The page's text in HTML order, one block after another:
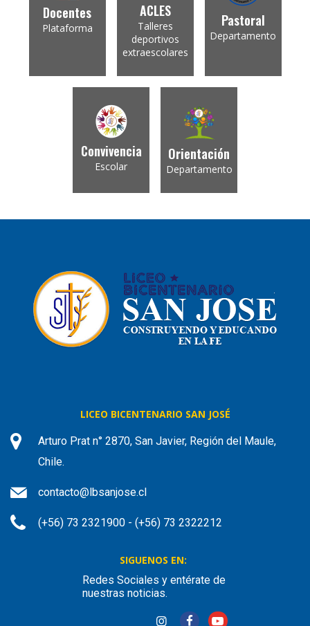
Docentes
Plataforma
ACLES
Talleres
deportivos
extraescolares
Pastoral
Departamento
Convivencia
Escolar
Orientación
Departamento
LICEO BICENTENARIO SAN JOSÉ
Arturo Prat n° 2870, San Javier, Región del Maule,
Chile.
contacto@lbsanjose.cl
(+56) 73 2321900 - (+56) 73 2322212
SIGUENOS EN:
Redes Sociales y entérate de
nuestras noticias.